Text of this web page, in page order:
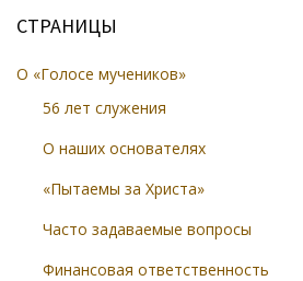
СТРАНИЦЫ
О «Голосе мучеников»
56 лет служения
О наших основателях
«Пытаемы за Христа»
Часто задаваемые вопросы
Финансовая ответственность